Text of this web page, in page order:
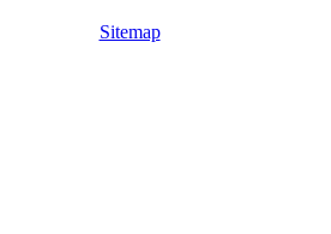
Sitemap